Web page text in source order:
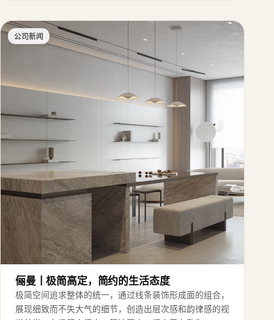
公司新闻
俪曼丨极简高定，简约的生活态度
极简空间追求整体的统一，通过线条装饰形成面的组合，
展现细致而不失大气的细节，创造出层次感和韵律感的视